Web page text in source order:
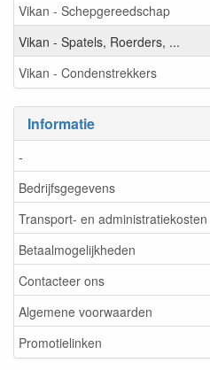
Vikan - Schepgereedschap
Vikan - Spatels, Roerders, ...
Vikan - Condenstrekkers
Informatie
-
Bedrijfsgegevens
Transport- en administratiekosten
Betaalmogelijkheden
Contacteer ons
Algemene voorwaarden
Promotielinken